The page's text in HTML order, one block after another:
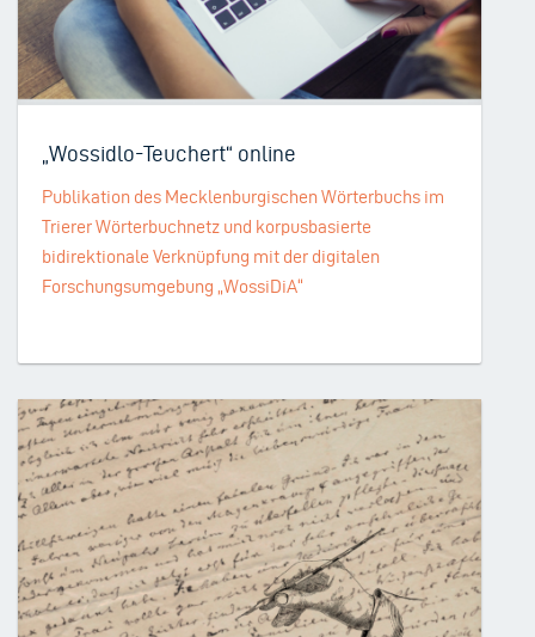
„Wossidlo-Teuchert“ online
Publikation des Mecklenburgischen Wörterbuchs im
Trierer Wörterbuchnetz und korpusbasierte
bidirektionale Verknüpfung mit der digitalen
Forschungsumgebung „WossiDiA“